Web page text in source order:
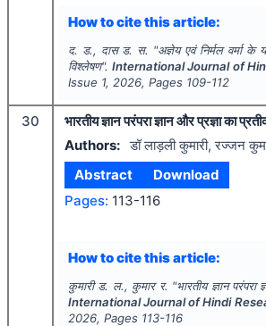
How to cite this article:
द. ड., दास ड. स. "अज्ञेय एवं निर्मल वर्मा के
विश्लेषण".International Journal of
Issue 1, 2026, Pages 109-112
30
भारतीय ज्ञान परंपरा ज्ञान और प्रज्ञा का
Authors: डॉ लाड़ली कुमारी, रज्जन
Abstract
Download
Pages: 113-116
How to cite this article:
कुमारी ड. ल., कुमार र. "भारतीय ज्ञान परंपरा
International Journal of Hindi
2026, Pages 113-116